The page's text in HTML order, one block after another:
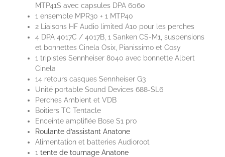
MTP41S avec capsules DPA 6060
1 ensemble MPR30 + 1 MTP40
2 Liaisons HF Audio limited A10 pour les perches
4 DPA 4017C / 4017B, 1 Sanken CS-M1, suspensions
et bonnettes Cinela Osix, Pianissimo et Cosy
1 tripistes Sennheiser 8040 avec bonnette Albert
Cinela
14 retours casques Sennheiser G3
Unité portable Sound Devices 688-SL6
Perches Ambient et VDB
Boitiers TC Tentacle
Enceinte amplifiée Bose S1 pro
Roulante d’assistant Anatone
Alimentation et batteries Audioroot
1 tente de tournage Anatone